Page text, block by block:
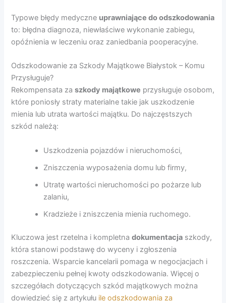
Typowe błędy medyczne uprawniające do odszkodowania
to: błędna diagnoza, niewłaściwe wykonanie zabiegu,
opóźnienia w leczeniu oraz zaniedbania pooperacyjne.
Odszkodowanie za Szkody Majątkowe Białystok – Komu
Przysługuje?
Rekompensata zaszkody majątkowe przysługuje osobom,
które poniosły straty materialne takie jak uszkodzenie
mienia lub utrata wartości majątku. Do najczęstszych
szkód należą:
Uszkodzenia pojazdów i nieruchomości,
Zniszczenia wyposażenia domu lub firmy,
Utratę wartości nieruchomości po pożarze lub
zalaniu,
Kradzieże i zniszczenia mienia ruchomego.
Kluczowa jest rzetelna i kompletnadokumentacja szkody,
która stanowi podstawę do wyceny i zgłoszenia
roszczenia. Wsparcie kancelarii pomaga w negocjacjach i
zabezpieczeniu pełnej kwoty odszkodowania. Więcej o
szczegółach dotyczących szkód majątkowych można
dowiedzieć się z artykułu ile odszkodowania za